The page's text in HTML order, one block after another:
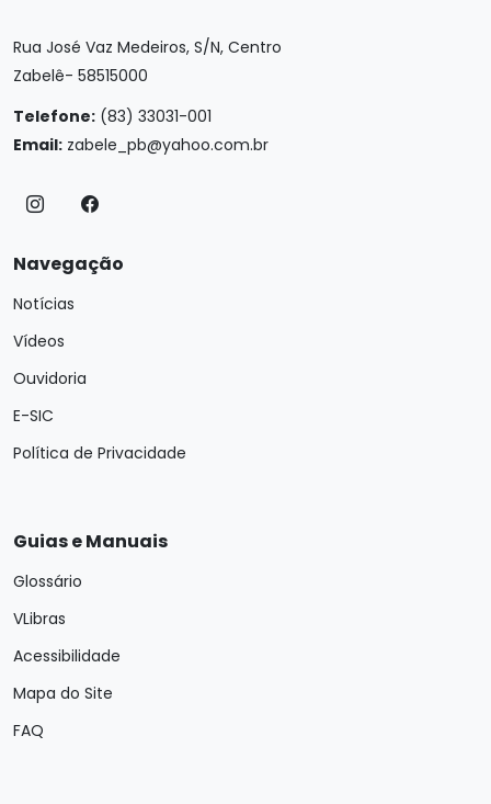
Rua José Vaz Medeiros, S/N, Centro
Zabelê- 58515000
Telefone: (83) 33031-001
Email: zabele_pb@yahoo.com.br
Navegação
Notícias
Vídeos
Ouvidoria
E-SIC
Política de Privacidade
Guias e Manuais
Glossário
VLibras
Acessibilidade
Mapa do Site
FAQ